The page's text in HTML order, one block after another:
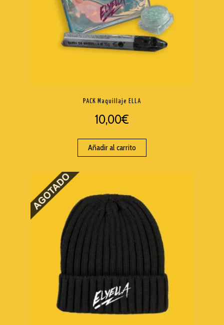
PACK Maquillaje ELLA
10,00€
Añadir al carrito